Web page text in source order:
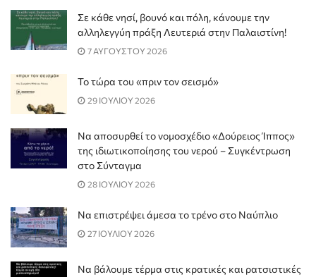
Σε κάθε νησί, βουνό και πόλη, κάνουμε την
αλληλεγγύη πράξη Λευτεριά στην Παλαιστίνη!
7 ΑΥΓΟΥΣΤΟΥ 2026
Το τώρα του «πριν τον σεισμό»
29 ΙΟΥΛΙΟΥ 2026
Να αποσυρθεί το νομοσχέδιο «Δούρειος Ίππος»
της ιδιωτικοποίησης του νερού – Συγκέντρωση
στο Σύνταγμα
28 ΙΟΥΛΙΟΥ 2026
Να επιστρέψει άμεσα το τρένο στο Ναύπλιο
27 ΙΟΥΛΙΟΥ 2026
Να βάλουμε τέρμα στις κρατικές και ρατσιστικές